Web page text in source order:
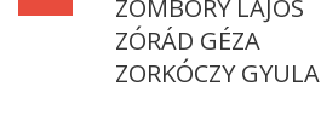
ZOMBORY LAJOS
ZÓRÁD GÉZA
ZORKÓCZY GYULA